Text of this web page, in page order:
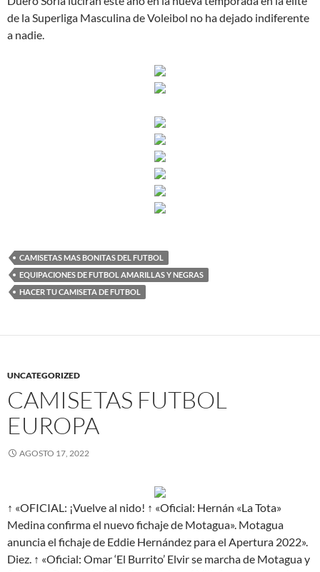
de la Superliga Masculina de Voleibol no ha dejado indiferente
a nadie.
CAMISETAS MAS BONITAS DEL FUTBOL
EQUIPACIONES DE FUTBOL AMARILLAS Y NEGRAS
HACER TU CAMISETA DE FUTBOL
UNCATEGORIZED
CAMISETAS FUTBOL
EUROPA
AGOSTO 17, 2022
↑ «OFICIAL: ¡Vuelve al nido! ↑ «Oficial: Hernán «La Tota»
Medina confirma el nuevo fichaje de Motagua». Motagua
anuncia el fichaje de Eddie Hernández para el Apertura 2022».
Diez. ↑ «Oficial: Omar ‘El Burrito’ Elvir se marcha de Motagua y